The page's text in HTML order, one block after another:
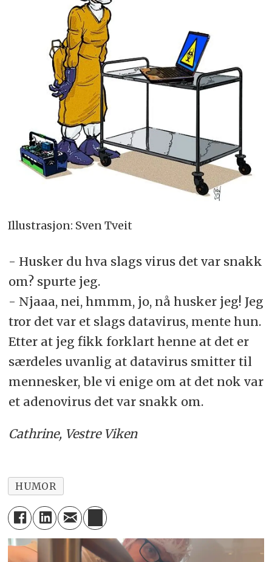
Illustrasjon: Sven Tveit
- Husker du hva slags virus det var snakk
om? spurte jeg.
- Njaaa, nei, hmmm, jo, nå husker jeg! Jeg
tror det var et slags datavirus, mente hun.
Etter at jeg fikk forklart henne at det er
særdeles uvanlig at datavirus smitter til
mennesker, ble vi enige om at det nok var
et adenovirus det var snakk om.
Cathrine, Vestre Viken
HUMOR